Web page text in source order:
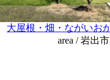
大屋根・畑・ながいお
area / 岩出市